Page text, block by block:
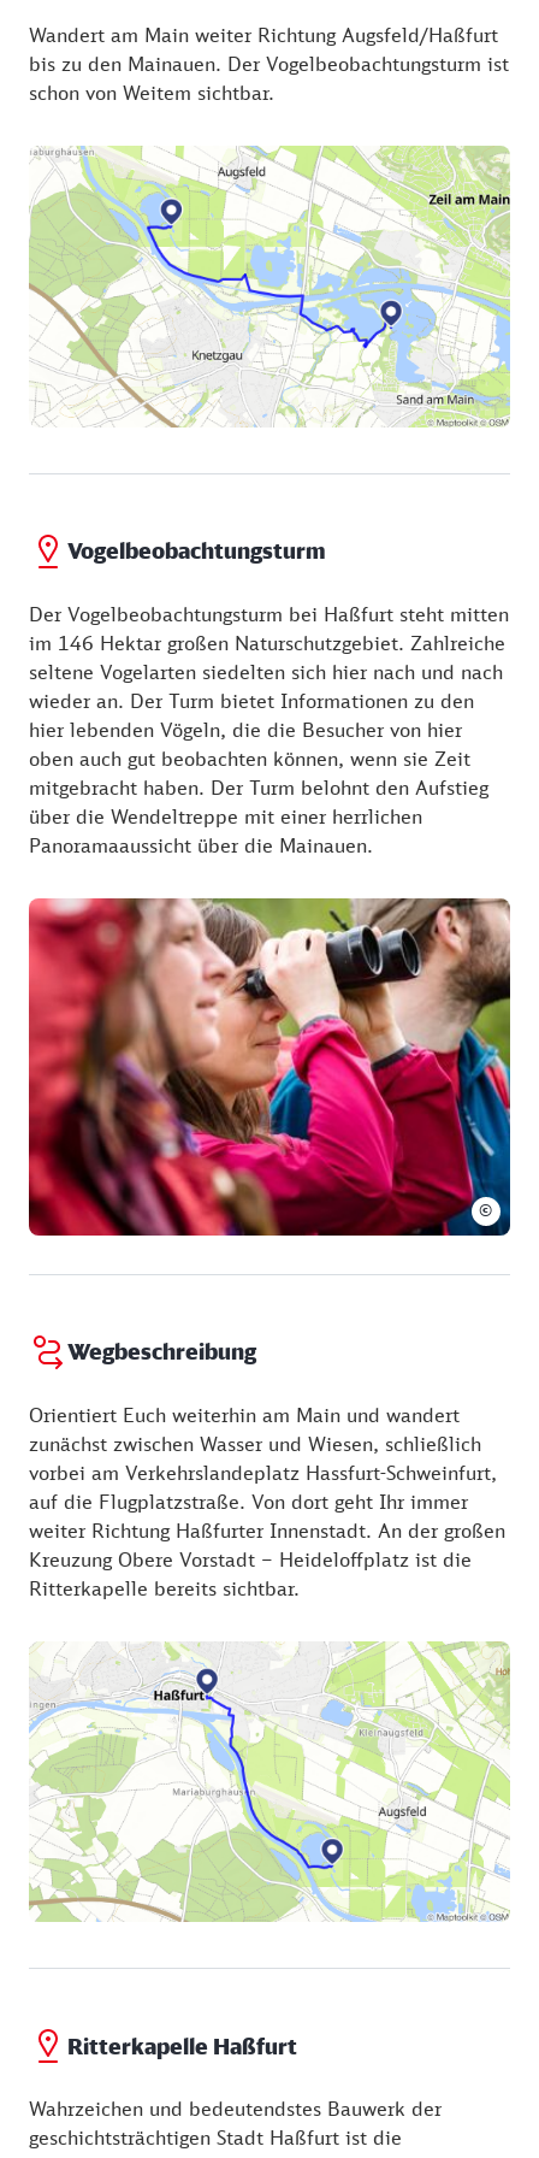
Wandert am Main weiter Richtung Augsfeld/Haßfurt
bis zu den Mainauen. Der Vogelbeobachtungsturm ist
schon von Weitem sichtbar.
Vogelbeobachtungsturm
Der Vogelbeobachtungsturm bei Haßfurt steht mitten
im 146 Hektar großen Naturschutzgebiet. Zahlreiche
seltene Vogelarten siedelten sich hier nach und nach
wieder an. Der Turm bietet Informationen zu den
hier lebenden Vögeln, die die Besucher von hier
oben auch gut beobachten können, wenn sie Zeit
mitgebracht haben. Der Turm belohnt den Aufstieg
über die Wendeltreppe mit einer herrlichen
Panoramaaussicht über die Mainauen.
©
Wegbeschreibung
Orientiert Euch weiterhin am Main und wandert
zunächst zwischen Wasser und Wiesen, schließlich
vorbei am Verkehrslandeplatz Hassfurt-Schweinfurt,
auf die Flugplatzstraße. Von dort geht Ihr immer
weiter Richtung Haßfurter Innenstadt. An der großen
Kreuzung Obere Vorstadt – Heideloffplatz ist die
Ritterkapelle bereits sichtbar.
Ritterkapelle Haßfurt
Wahrzeichen und bedeutendstes Bauwerk der
geschichtsträchtigen Stadt Haßfurt ist die